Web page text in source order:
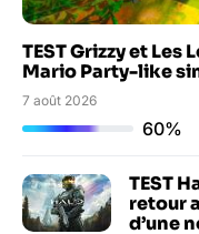
TEST Grizzy et Les
Mario Party-like
7 août 2026
60%
TEST
retour
d’une